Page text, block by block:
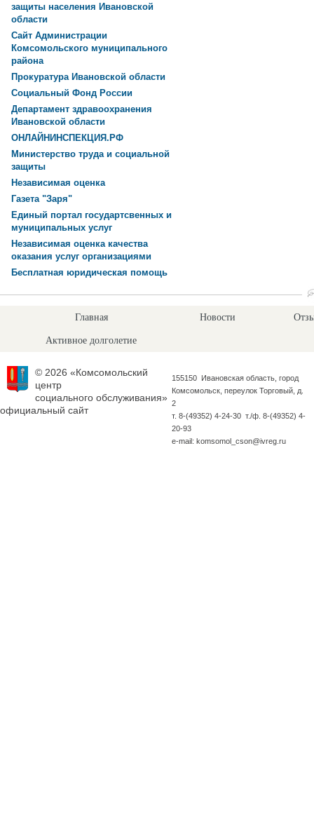
защиты населения Ивановской
области
Сайт Администрации
Комсомольского муниципального
района
Прокуратура Ивановской области
Социальный Фонд России
Департамент здравоохранения
Ивановской области
ОНЛАЙНИНСПЕКЦИЯ.РФ
Министерство труда и социальной
защиты
Независимая оценка
Газета "Заря"
Единый портал государтсвенных и
муниципальных услуг
Независимая оценка качества
оказания услуг организациями
Бесплатная юридическая помощь
Главная Новости
Активное долголетие
© 2026 «Комсомольский
центр
социального обслуживания»
официальный сайт
155150 Ивановская область, город
Комсомольск, переулок Торговый, д.
2
т. 8-(49352) 4-24-30 т./ф. 8-(49352) 4-
20-93
e-mail: komsomol_cson@ivreg.ru